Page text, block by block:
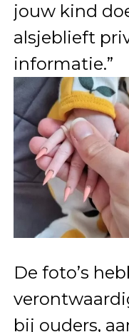
jouw kind
alsjeblieft
informatie.”
De foto’s
bij ouders,